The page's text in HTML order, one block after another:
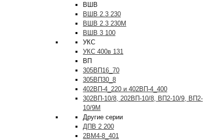
ВШВ
ВШВ 2.3 230
ВШВ 2.3 230М
ВШВ 3 100
УКС
УКС 400в 131
ВП
305ВП16_70
305ВП30_8
402ВП-4_220 и 402ВП-4_400
302ВП-10/8, 202ВП-10/8, ВП2-10/9, ВП2-
10/9М
Другие серии
ДПВ 2 200
2ВМ4-8_401